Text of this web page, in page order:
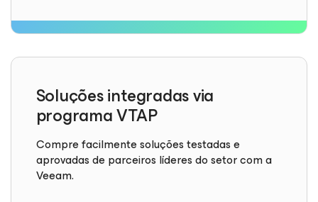
Soluções integradas via
programa VTAP
Compre facilmente soluções testadas e
aprovadas de parceiros líderes do setor com a
Veeam.